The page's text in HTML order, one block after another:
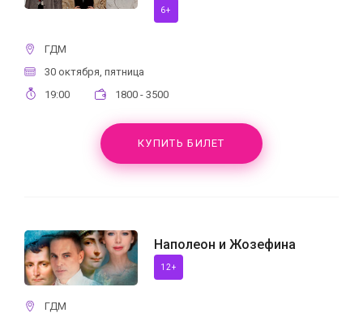
6+
ГДМ
30 октября, пятница
19:00
1800 - 3500
КУПИТЬ БИЛЕТ
Наполеон и Жозефина
12+
ГДМ